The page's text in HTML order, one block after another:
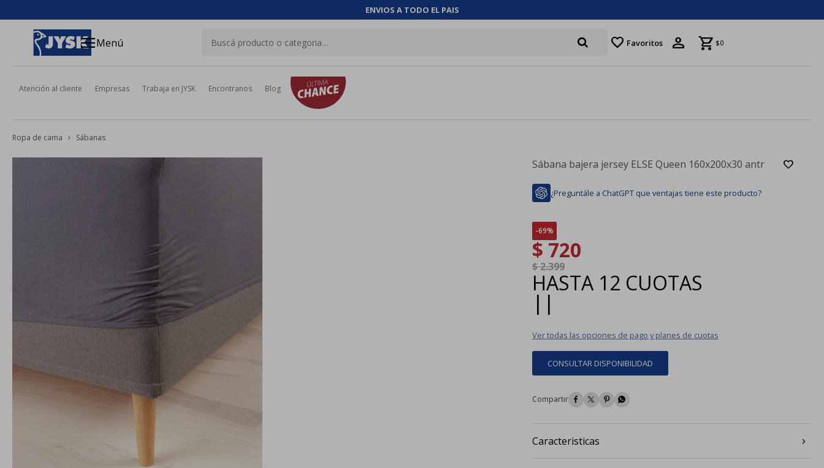
ENVIOS A TODO EL PAIS
menuMenú favorite Favoritos $0
Atención al cliente Empresas Trabaja en JYSK Encontranos Blog
Ropa de cama Sábanas
Sábana bajera jersey ELSE Queen 160x200x30 antr
¿Preguntále a ChatGPT que ventajas tiene este producto?
69
$ 720
$2.399
HASTA 12 CUOTAS
| |
Ver todas las opciones de pago y planes de cuotas
CONSULTAR DISPONIBILIDAD
   
Caracteristicas
close